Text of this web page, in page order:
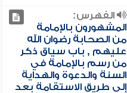
الفهرس:
المشهورون بالإمامة
من الصحابة رضوان الله
عليهم , باب سياق ذكر
من رسم بالإمامة في
السنة والدعوة والهداية
إلى طريق الاستقامة بعد